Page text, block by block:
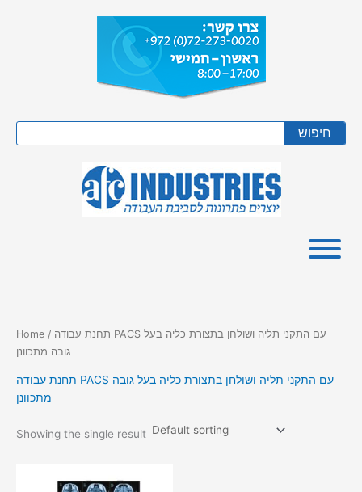
חיפוש
Home / תחנת עבודה PACS עם התקני תליה ושולחן בתצורת כליה בעל
גובה מתכוונן
תחנת עבודה PACS עם התקני תליה ושולחן בתצורת כליה בעל גובה
מתכוונן
Showing the single result